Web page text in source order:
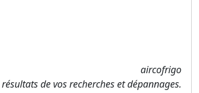
aircofrigo
de vos recherches et dépannages.